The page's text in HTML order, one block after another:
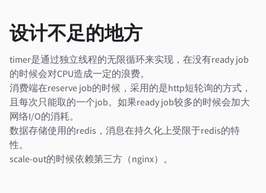
设计不足的地方
timer是通过独立线程的无限循环来实现，在没有ready job
的时候会对CPU造成一定的浪费。
消费端在reserve job的时候，采用的是http短轮询的方式，
且每次只能取的一个job。如果ready job较多的时候会加大
网络I/O的消耗。
数据存储使用的redis，消息在持久化上受限于redis的特
性。
scale-out的时候依赖第三方（nginx）。